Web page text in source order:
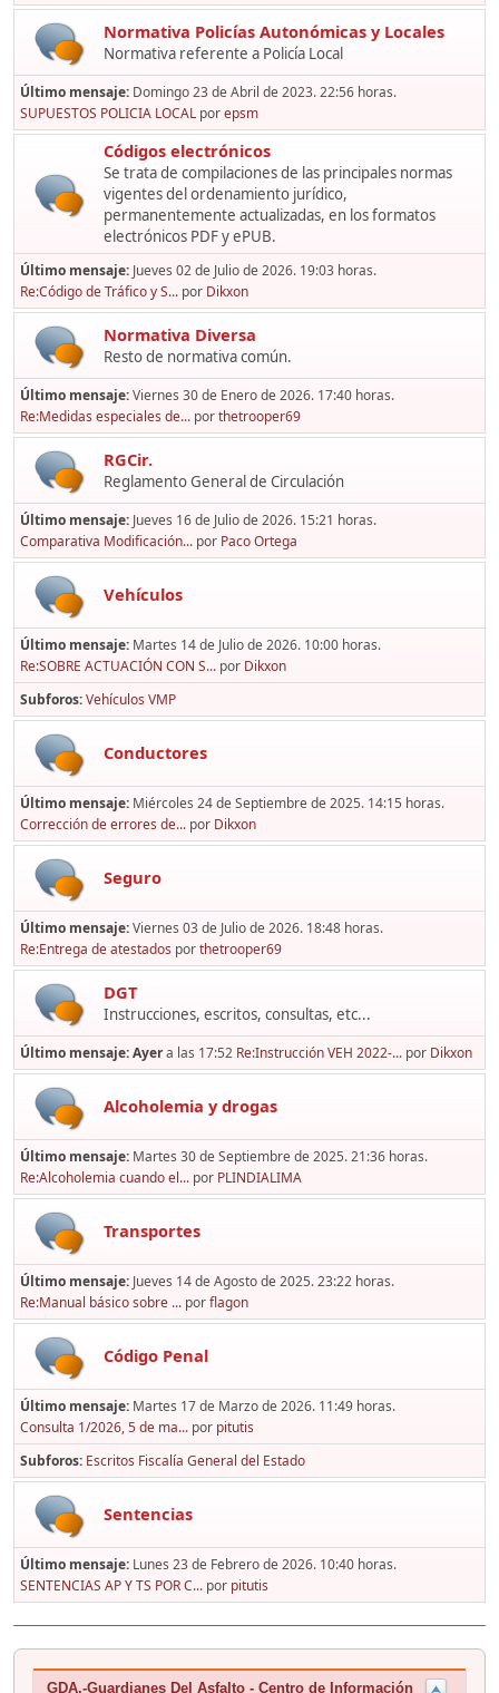
Normativa Policías Autonómicas y Locales
Normativa referente a Policía Local
Último mensaje: Domingo 23 de Abril de 2023. 22:56 horas.
SUPUESTOS POLICIA LOCAL porepsm
Códigos electrónicos
Se trata de compilaciones de las principales normas
vigentes del ordenamiento jurídico,
permanentemente actualizadas, en los formatos
electrónicos PDF y ePUB.
Último mensaje: Jueves 02 de Julio de 2026. 19:03 horas.
Re:Código de Tráfico y S... por Dikxon
Normativa Diversa
Resto de normativa común.
Último mensaje:Viernes 30 de Enero de 2026. 17:40 horas.
Re:Medidas especiales de... porthetrooper69
RGCir.
Reglamento General de Circulación
Último mensaje: Jueves 16 de Julio de 2026. 15:21 horas.
Comparativa Modificación... por Paco Ortega
Vehículos
Último mensaje: Martes 14 de Julio de 2026. 10:00 horas.
Re:SOBRE ACTUACIÓN CON S... por Dikxon
Subforos Vehículos VMP
Conductores
Último mensaje: Miércoles 24 de Septiembre de 2025. 14:15 horas.
Corrección de errores de... por Dikxon
Seguro
Último mensaje:Viernes 03 de Julio de 2026. 18:48 horas.
Re:Entrega de atestados porthetrooper69
DGT
Instrucciones, escritos, consultas, etc...
Último mensaje:Ayera las 17:52 Re:Instrucción VEH 2022-... por Dikxon
Alcoholemia y drogas
Último mensaje: Martes 30 de Septiembre de 2025. 21:36 horas.
Re:Alcoholemia cuando el... por PLINDIALIMA
Transportes
Último mensaje: Jueves 14 de Agosto de 2025. 23:22 horas.
Re:Manual básico sobre ... porflagon
Código Penal
Último mensaje: Martes 17 de Marzo de 2026. 11:49 horas.
Consulta 1/2026, 5 de ma... por pitutis
Subforos Escritos Fiscalía General del Estado
Sentencias
Último mensaje: Lunes 23 de Febrero de 2026. 10:40 horas.
SENTENCIAS AP Y TS POR C... por pitutis
GDA.-Guardianes Del Asfalto - Centro de Información